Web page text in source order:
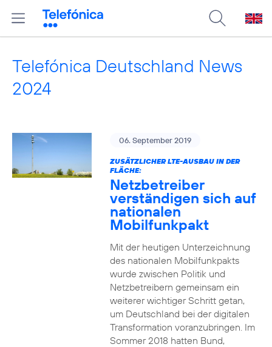
Telefónica Deutschland News
2024
06. September 2019
ZUSÄTZLICHER LTE-AUSBAU IN DER
FLÄCHE:
Netzbetreiber
verständigen sich auf
nationalen
Mobilfunkpakt
Mit der heutigen Unterzeichnung
des nationalen Mobilfunkpakts
wurde zwischen Politik und
Netzbetreibern gemeinsam ein
weiterer wichtiger Schritt getan,
um Deutschland bei der digitalen
Transformation voranzubringen. Im
Sommer 2018 hatten Bund,